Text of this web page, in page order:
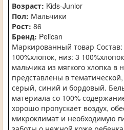
Возраст: Kids-Junior
Пол: Мальчики
Рост: 86
Бренд: Pelican
Маркированный товар Состав:
100%хлопок, низ: 3
мальчика из мягкого хлопка в
представлены в
серый, синий и бордовый.
материала со 100%
хорошо пропускает воздух,
микроклимат и необходимую